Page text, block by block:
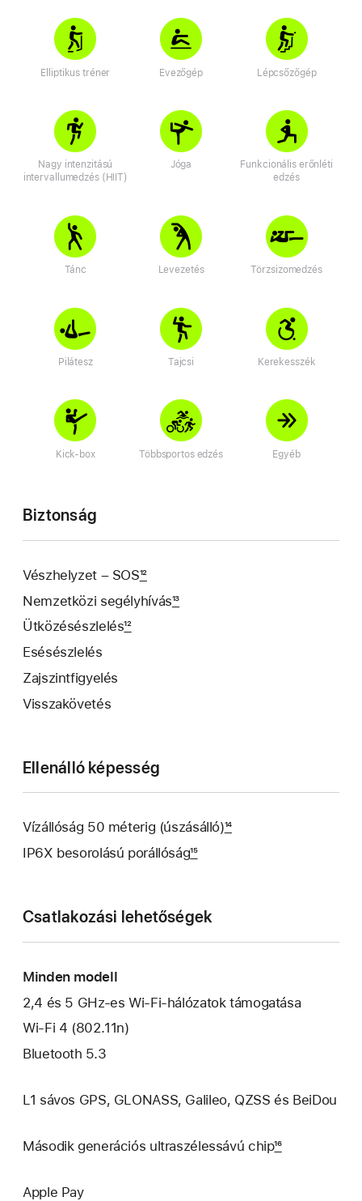
Elliptikus tréner Evezőgép Lépcsőzőgép
Nagy intenzitású
intervallum­edzés (HIIT)
Jóga
Funkcionális erőnléti
edzés
Tánc Levezetés Törzsizom­edzés
Pilátesz Tajcsi Kerekesszék
Kick-box Többsportos edzés Egyéb
Biztonság
Vészhelyzet – SOS12
Nemzetközi segélyhívás13
Ütközésészlelés12
Esésészlelés
Zajszintfigyelés
Visszakövetés
Ellenálló képesség
Vízállóság 50 méterig (úszásálló)14
IP6X besorolású porállóság15
Csatlakozási lehetőségek
Minden modell
2,4 és 5 GHz-es Wi-Fi-hálózatok támogatása
Wi-Fi 4 (802.11n)
Bluetooth 5.3
L1 sávos GPS, GLONASS, Galileo, QZSS és BeiDou
Második generációs ultraszélessávú chip16
Apple Pay